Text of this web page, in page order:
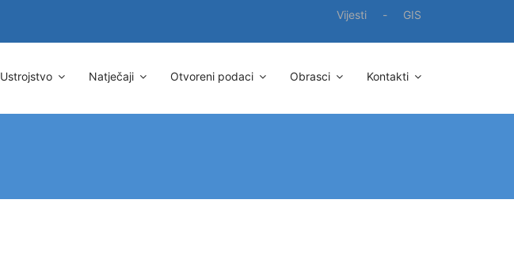
Vijesti - GIS
Ustrojstvo Natječaji Otvoreni podaci Obrasci Kontakti